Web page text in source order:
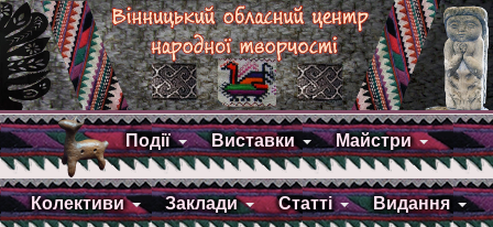
Події Виставки Майстри
Колективи Заклади Статті Видання